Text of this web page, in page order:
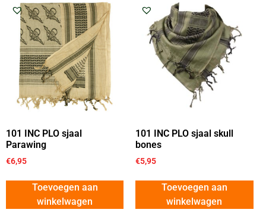
101 INC PLO sjaal
Parawing
€6,95
Toevoegen aan
winkelwagen
101 INC PLO sjaal skull
bones
€5,95
Toevoegen aan
winkelwagen